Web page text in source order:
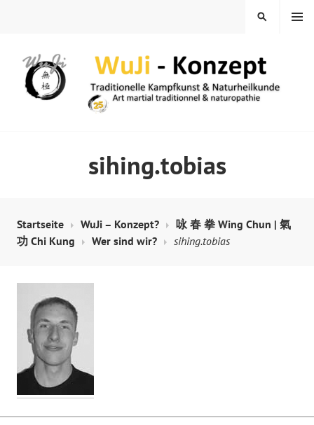
MENÜ
SUCHEN
sihing.tobias
Startseite WuJi – Konzept?
咏 春 拳 Wing Chun | 氣
功 Chi Kung
Wer sind wir? sihing.tobias